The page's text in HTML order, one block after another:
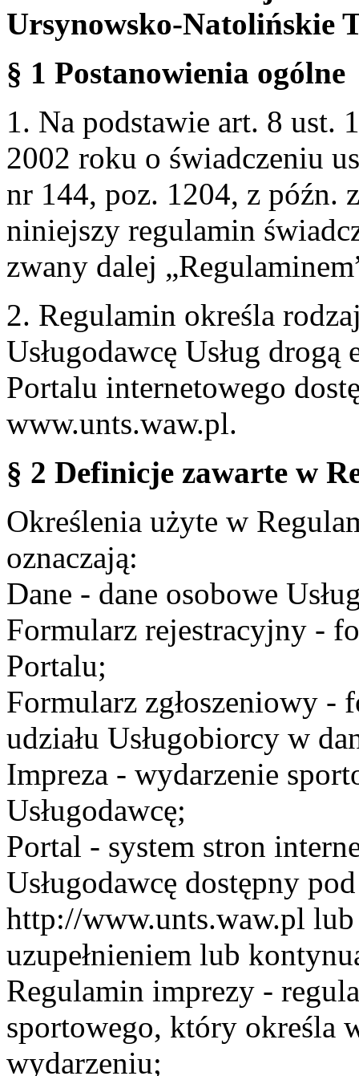
Ursynowsko-Natolińskie
§ 1 Postanowienia ogólne
1. Na podstawie art. 8 ust.
2002 roku o świadczeniu
nr 144, poz. 1204, z późn.
niniejszy regulamin
zwany dalej
2. Regulamin określa
Usługodawcę Usług
Portalu internetowego
www.unts.waw.pl.
§ 2 Definicje zawarte w
Określenia użyte w
oznaczają:
Dane - dane osobowe
Formularz rejestracyjny -
Portalu;
Formularz zgłoszeniowy -
udziału Usługobiorcy w
Impreza - wydarzenie
Usługodawcę;
Portal - system stron
Usługodawcę dostępny
http://www.unts.waw.pl lub
uzupełnieniem lub
Regulamin imprezy -
sportowego, który określa
wydarzeniu;